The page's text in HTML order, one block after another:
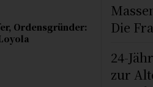
Ordensgründer:
Die
24-
zur